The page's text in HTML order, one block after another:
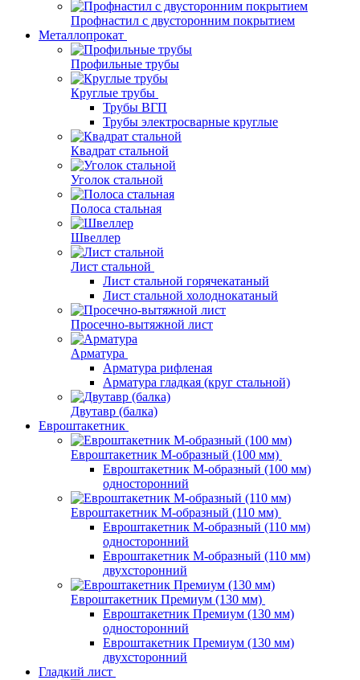
Профнастил с двусторонним покрытием
Металлопрокат
Профильные трубы
Круглые трубы
Трубы ВГП
Трубы электросварные круглые
Квадрат стальной
Уголок стальной
Полоса стальная
Швеллер
Лист стальной
Лист стальной горячекатаный
Лист стальной холоднокатаный
Просечно-вытяжной лист
Арматура
Арматура рифленая
Арматура гладкая (круг стальной)
Двутавр (балка)
Евроштакетник
Евроштакетник М-образный (100 мм)
Евроштакетник М-образный (100 мм)
односторонний
Евроштакетник М-образный (110 мм)
Евроштакетник М-образный (110 мм)
односторонний
Евроштакетник М-образный (110 мм)
двухсторонний
Евроштакетник Премиум (130 мм)
Евроштакетник Премиум (130 мм)
односторонний
Евроштакетник Премиум (130 мм)
двухсторонний
Гладкий лист